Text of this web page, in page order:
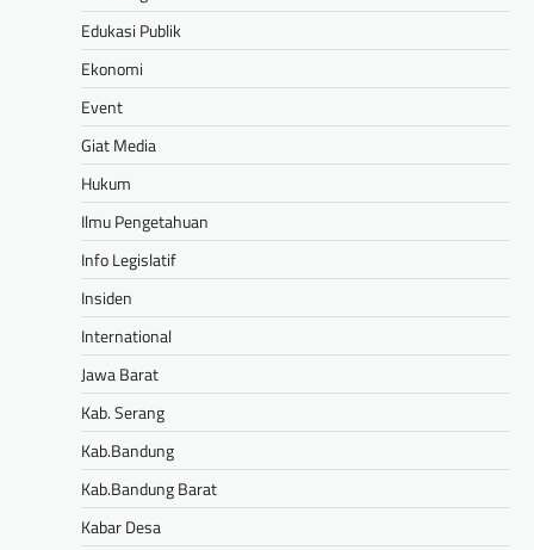
Edukasi Publik
Ekonomi
Event
Giat Media
Hukum
Ilmu Pengetahuan
Info Legislatif
Insiden
International
Jawa Barat
Kab. Serang
Kab.Bandung
Kab.Bandung Barat
Kabar Desa